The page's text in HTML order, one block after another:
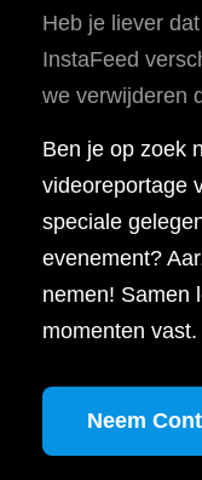
Heb je liever
InstaFeed
we verwijderen
Ben je op zoek
videoreportage
speciale
evenement?
nemen! Samen
momenten vast.
Neem